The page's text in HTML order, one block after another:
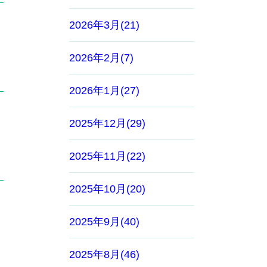
2026年3月(21)
2026年2月(7)
2026年1月(27)
2025年12月(29)
2025年11月(22)
2025年10月(20)
2025年9月(40)
2025年8月(46)